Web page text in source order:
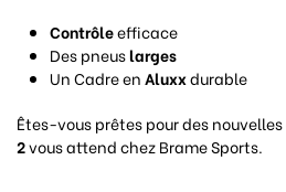
Contrôleefficace
Des pneuslarges
Un Cadre enAluxxdurable
Êtes-vous prêtes pour des
2vous attend chez Brame Sports.